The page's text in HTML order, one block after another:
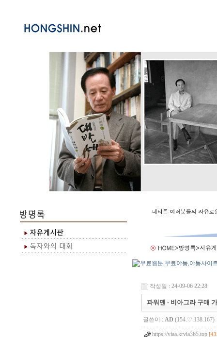
작성일 : 24-09-06 22:28
파워맨 - 비아그라 구매
글쓴이 : AD (154.♡.138.167)
https://viaa.krvia365.top